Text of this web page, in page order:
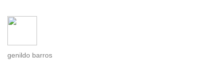
genildo barros